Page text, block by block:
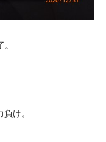
け。